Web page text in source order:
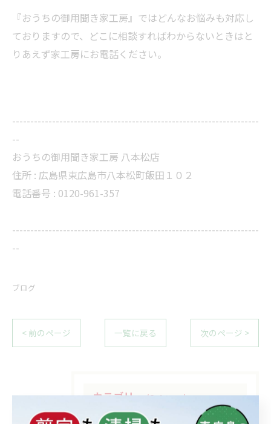
『おうちの御用聞き家工房』ではどんなお悩みも対応し
ておりますので、どこに相談すればわからないときはと
りあえず家工房にお電話ください。
--------------------------------------------------------------------
--
おうちの御用聞き家工房 八本松店
住所 : 広島県東広島市八本松町飯田１０２
電話番号 : 0120-961-357
--------------------------------------------------------------------
--
ブログ
< 前のページ 一覧に戻る 次のページ >
カテゴリー Categories